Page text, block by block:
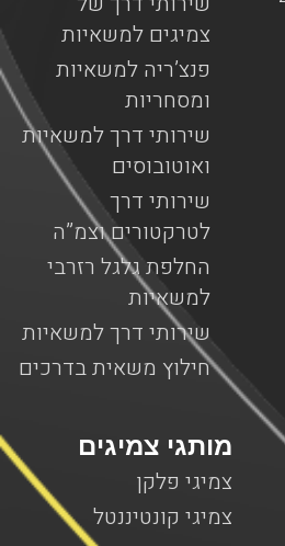
צמיגים למשאיות
פנצ’ריה למשאיות
ומסחריות
שירותי דרך למשאיות
ואוטובוסים
שירותי דרך
לטרקטורים וצמ”ה
החלפת גלגל רזרבי
למשאיות
שירותי דרך למשאיות
חילוץ משאית בדרכים
מותגי צמיגים
צמיגי פלקן
צמיגי קונטיננטל